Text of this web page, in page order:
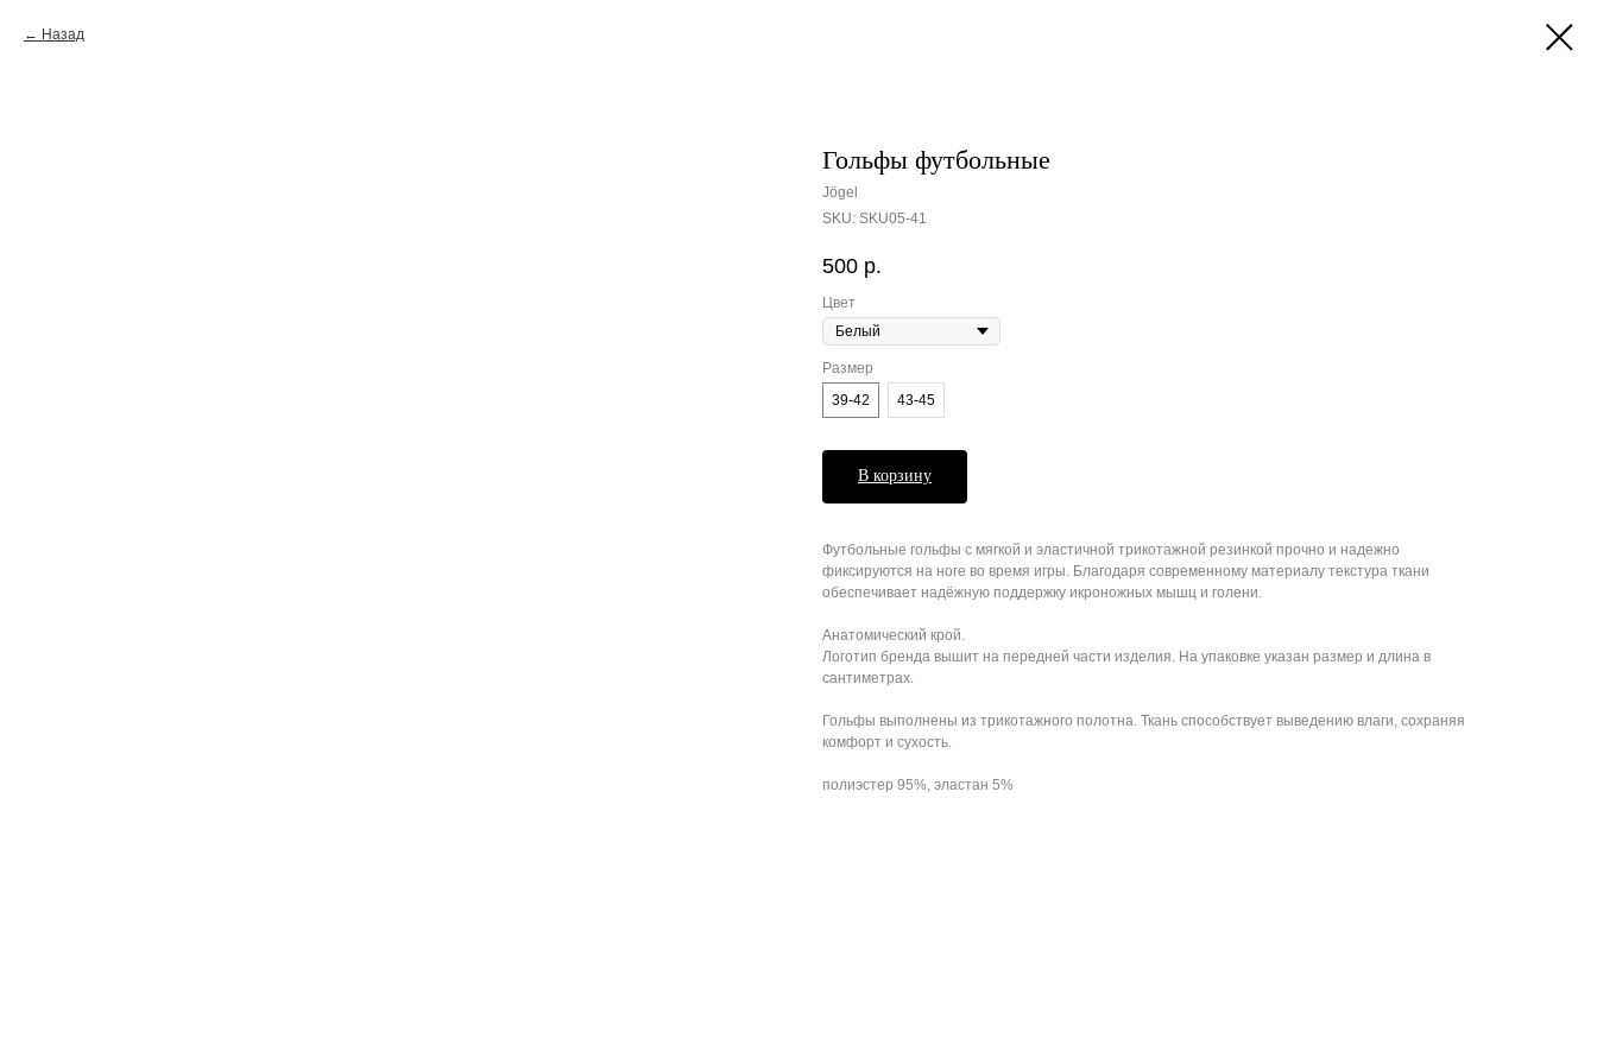
Назад
Гольфы футбольные
Jögel
SKU: SKU05-41
500 р.
Цвет
Размер
39-42
43-45
В корзину
Футбольные гольфы с мягкой и эластичной трикотажной резинкой прочно и надежно
фиксируются на ноге во время игры. Благодаря современному материалу текстура ткани
обеспечивает надёжную поддержку икроножных мышц и голени.
Анатомический крой.
Логотип бренда вышит на передней части изделия. На упаковке указан размер и длина в
сантиметрах.
Гольфы выполнены из трикотажного полотна. Ткань способствует выведению влаги, сохраняя
комфорт и сухость.
полиэстер 95%, эластан 5%